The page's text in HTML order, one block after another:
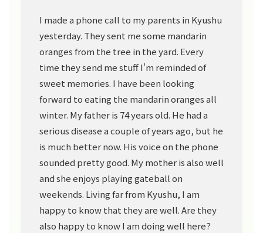
I made a phone call to my parents in Kyushu
yesterday. They sent me some mandarin
oranges from the tree in the yard. Every
time they send me stuff I'm reminded of
sweet memories. I have been looking
forward to eating the mandarin oranges all
winter. My father is 74 years old. He had a
serious disease a couple of years ago, but he
is much better now. His voice on the phone
sounded pretty good. My mother is also well
and she enjoys playing gateball on
weekends. Living far from Kyushu, I am
happy to know that they are well. Are they
also happy to know I am doing well here?